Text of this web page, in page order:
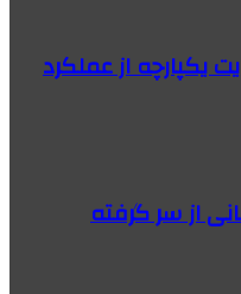
یکپارچه از عملکرد
از سر گرفته